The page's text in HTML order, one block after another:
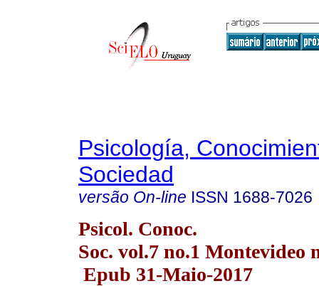
Psicología,
Sociedad
versão On-line ISSN 1688-7026
Psicol. Conoc.
Soc. vol.7 no.1 Montevideo
Epub 31-Maio-2017